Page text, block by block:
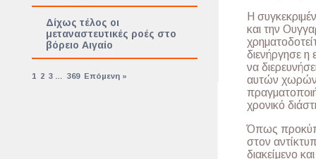
Δίχως τέλος οι
μεταναστευτικές ροές στο
βόρειο Αιγαίο
1 2 3 369 Επόμενη »
H
και την
διενήργησε
να
αυτών χωρών
χρονικό
Όπως
στον
διακείμενο